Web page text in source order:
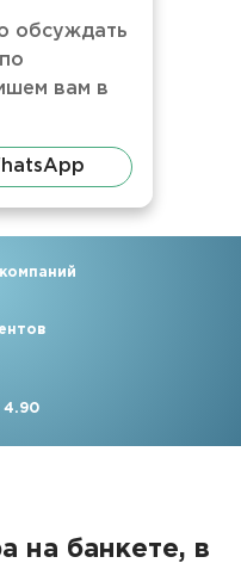
обсуждать
вам в
компаний
4.90
на банкете, в